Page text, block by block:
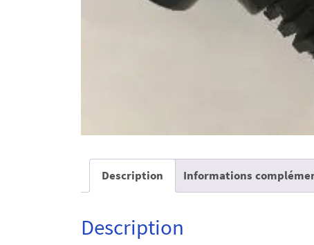
Description Informations
Description